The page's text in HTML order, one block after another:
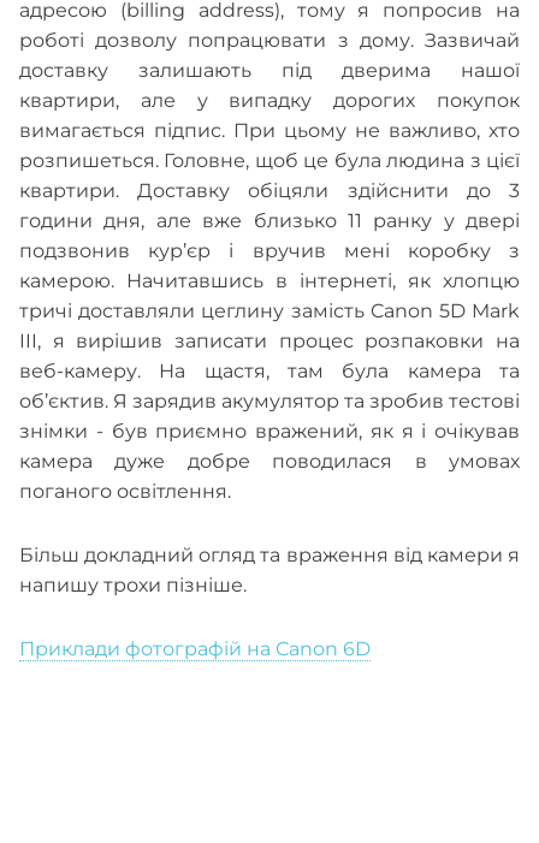
адресою (billing address), тому я попросив на
роботі дозволу попрацювати з дому. Зазвичай
доставку залишають під дверима нашої
квартири, але у випадку дорогих покупок
вимагається підпис. При цьому не важливо, хто
розпишеться. Головне, щоб це була людина з цієї
квартири. Доставку обіцяли здійснити до 3
години дня, але вже близько 11 ранку у двері
подзвонив кур’єр і вручив мені коробку з
камерою. Начитавшись в інтернеті, як хлопцю
тричі доставляли цеглину замість Canon 5D Mark
III, я вирішив записати процес розпаковки на
веб-камеру. На щастя, там була камера та
об’єктив. Я зарядив акумулятор та зробив тестові
знімки - був приємно вражений, як я і очікував
камера дуже добре поводилася в умовах
поганого освітлення.
Більш докладний огляд та враження від камери я
напишу трохи пізніше.
Приклади фотографій на Canon 6D